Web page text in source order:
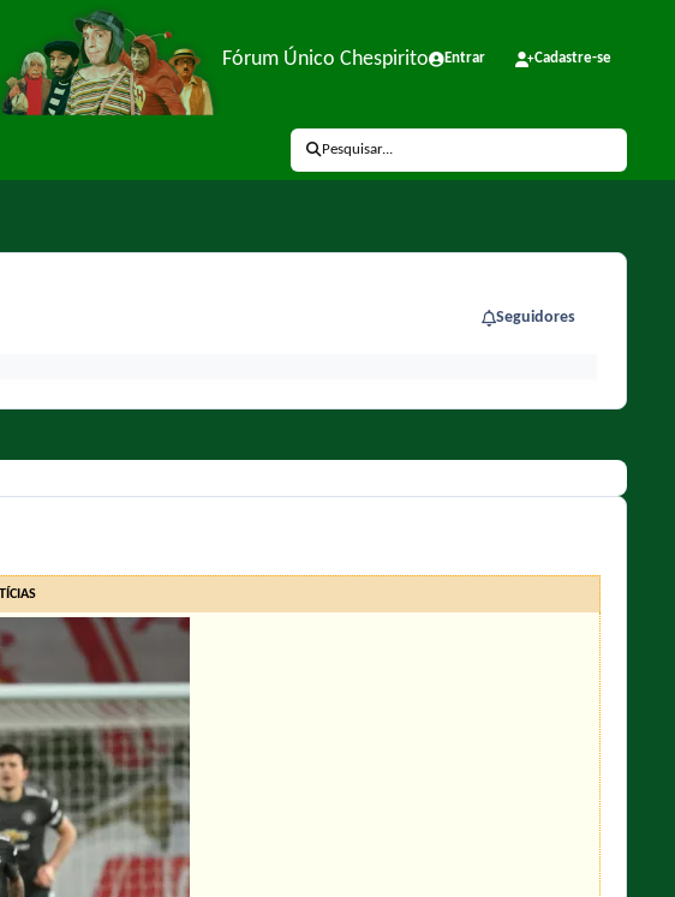
Fórum Único Chespirito Entrar Cadastre-se
Pesquisar...
Seguidores